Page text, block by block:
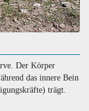
Der Körper
das innere Bein
trägt.